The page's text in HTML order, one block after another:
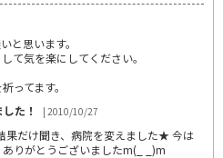
と思います。
て気を楽にしてください。
ってます。
た！
| 2010/10/27
果だけ聞き、病院を変えました★ 今は
りがとうございましたm(_ _)m